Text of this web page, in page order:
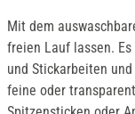
Mit dem
freien Lauf lassen.
und Stickarbeiten
feine oder